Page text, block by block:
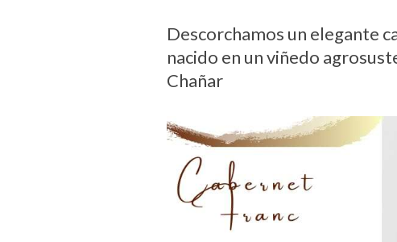
Descorchamos un elegante
nacido en un viñedo
Chañar